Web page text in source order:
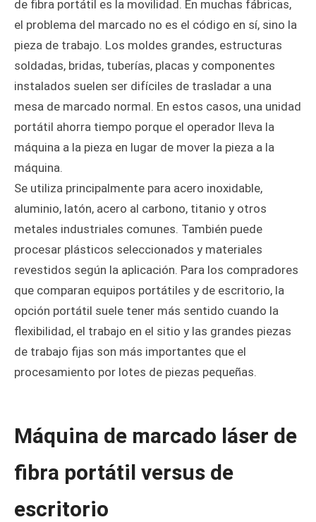
de fibra portátil es la movilidad. En muchas fábricas,
el problema del marcado no es el código en sí, sino la
pieza de trabajo. Los moldes grandes, estructuras
soldadas, bridas, tuberías, placas y componentes
instalados suelen ser difíciles de trasladar a una
mesa de marcado normal. En estos casos, una unidad
portátil ahorra tiempo porque el operador lleva la
máquina a la pieza en lugar de mover la pieza a la
máquina.
Se utiliza principalmente para acero inoxidable,
aluminio, latón, acero al carbono, titanio y otros
metales industriales comunes. También puede
procesar plásticos seleccionados y materiales
revestidos según la aplicación. Para los compradores
que comparan equipos portátiles y de escritorio, la
opción portátil suele tener más sentido cuando la
flexibilidad, el trabajo en el sitio y las grandes piezas
de trabajo fijas son más importantes que el
procesamiento por lotes de piezas pequeñas.
Máquina de marcado láser de
fibra portátil versus de
escritorio